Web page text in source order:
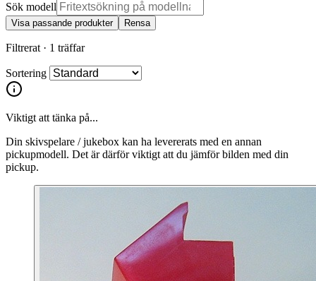
Sök modell
Visa passande produkter Rensa
Filtrerat · 1 träffar
Sortering
Viktigt att tänka på...
Din skivspelare / jukebox kan ha levererats med en annan
pickupmodell. Det är därför viktigt att du jämför bilden med din
pickup.